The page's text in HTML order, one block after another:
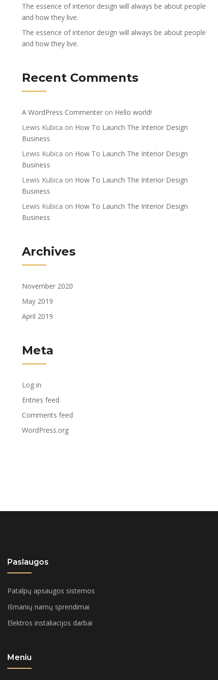
The essence of interior design will always be about people
and how they live.
The essence of interior design will always be about people
and how they live.
Recent Comments
A WordPress Commenter on Hello world!
Lewis Kubica on How To Launch The Interior Design
Business
Lewis Kubica on How To Launch The Interior Design
Business
Lewis Kubica on How To Launch The Interior Design
Business
Lewis Kubica on How To Launch The Interior Design
Business
Archives
November 2020
May 2019
April 2019
Meta
Log in
Entries feed
Comments feed
WordPress.org
Paslaugos
Patalpų apsaugos sistemos
Išmanių namų sprendimai
Elektros instaliacijos darbai
Meniu